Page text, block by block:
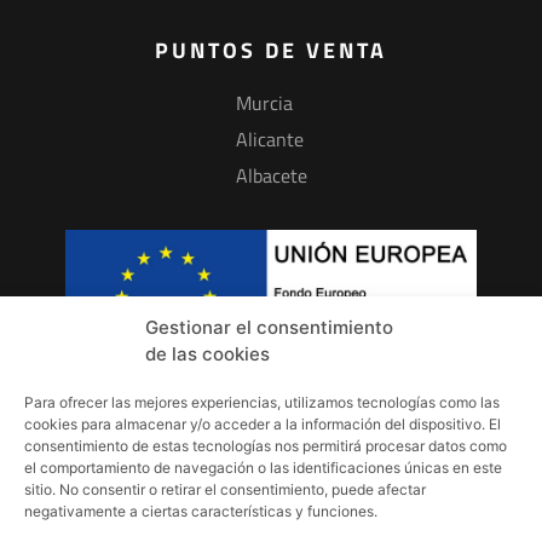
Gestionar el consentimiento
de las cookies
Para ofrecer las mejores experiencias, utilizamos tecnologías como las
cookies para almacenar y/o acceder a la información del dispositivo. El
consentimiento de estas tecnologías nos permitirá procesar datos como
el comportamiento de navegación o las identificaciones únicas en este
sitio. No consentir o retirar el consentimiento, puede afectar
negativamente a ciertas características y funciones.
PUNTOS DE VENTA
Murcia
Alicante
Albacete
INFORMACIÓN
Aviso Legal
Política de Privacidad